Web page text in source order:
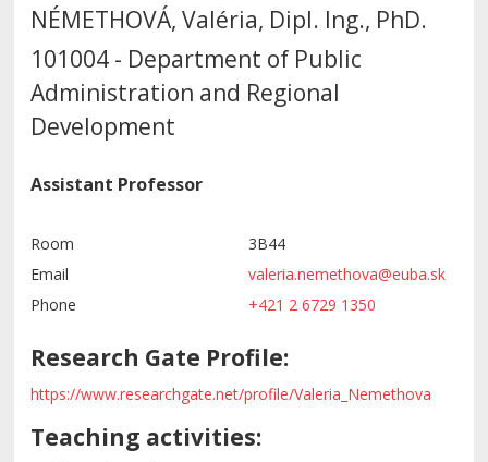
NÉMETHOVÁ, Valéria, Dipl. Ing., PhD.
101004 - Department of Public
Administration and Regional
Development
Assistant Professor
Room
3B44
Email
valeria.nemethova@euba.sk
Phone
+421 2 6729 1350
Research Gate Profile:
https://www.researchgate.net/profile/Valeria_Nemethova
Teaching activities: